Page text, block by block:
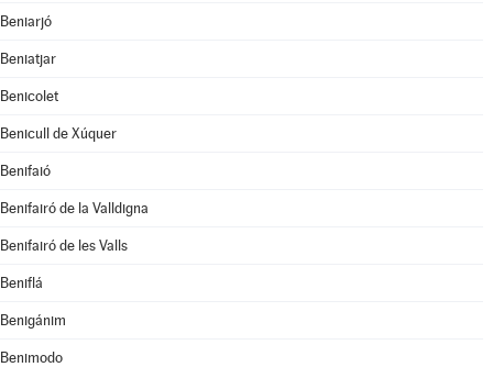
Beniarjó
Beniatjar
Benicolet
Benicull de Xúquer
Benifaió
Benifairó de la Valldigna
Benifairó de les Valls
Beniflá
Benigánim
Benimodo